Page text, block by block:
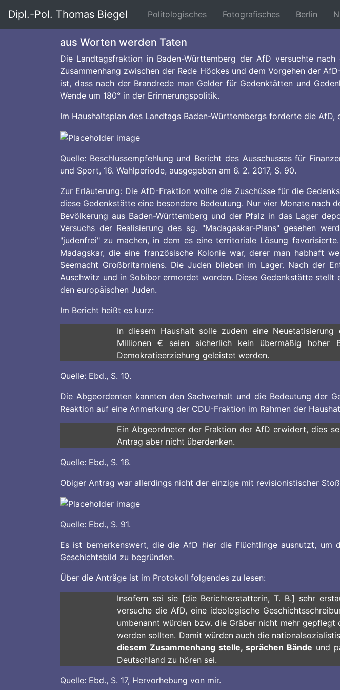
Dipl.-Pol. Thomas Biegel Politologisches(current)Fotografisches(current)
Berlin
aus Worten werden Taten
Die Landtagsfraktion in Baden-Württemberg der AfD versuchte
Zusammenhang zwischen der Rede Höckes und dem Vorgehen der
ist, dass nach der Brandrede man Gelder für Gedenktätten und
Wende um 180° in der Erinnerungspolitik.
Im Haushaltsplan des Landtags Baden-Württembergs forderte die
Quelle: Beschlussempfehlung und Bericht des Ausschusses für
und Sport, 16. Wahlperiode, ausgegeben am 6. 2. 2017, S. 90.
Zur Erläuterung: Die AfD-Fraktion wollte die Zuschüsse für die
diese Gedenkstätte eine besondere Bedeutung. Nur vier Monate
Bevölkerung aus Baden-Württemberg und der Pfalz in das Lager
Versuchs der Realisierung des sg. "Madagaskar-Plans" gesehen
"judenfrei" zu machen, in dem es eine territoriale Lösung
Madagskar, die eine französische Kolonie war, derer man habhaft
Seemacht Großbritanniens. Die Juden blieben im Lager. Nach der
Auschwitz und in Sobibor ermordet worden. Diese Gedenkstätte
den europäischen Juden.
Im Bericht heißt es kurz:
In diesem Haushalt solle zudem eine
Millionen € seien sicherlich kein übermäßig
Demokratieerziehung geleistet werden.
Quelle: Ebd., S. 10.
Die Abgeordenten kannten den Sachverhalt und die Bedeutung der
Reaktion auf eine Anmerkung der CDU-Fraktion im Rahmen der
Ein Abgeordneter der Fraktion der AfD erwidert, dies
Antrag aber nicht überdenken.
Quelle: Ebd., S. 16.
Obiger Antrag war allerdings nicht der einzige mit revisionistischer
Quelle: Ebd., S. 91.
Es ist bemerkenswert, die die AfD hier die Flüchtlinge ausnutzt, um
Geschichtsbild zu begründen.
Über die Anträge ist im Protokoll folgendes zu lesen:
Insofern sei sie [die Berichterstatterin, T. B.] sehr
versuche die AfD, eine ideologische
umbenannt würden bzw. die Gräber nicht mehr
werden sollten. Damit würden auch die
diesem Zusammenhang stelle, sprächen Bände und
Deutschland zu hören sei.
Quelle: Ebd., S. 17, Hervorhebung von mir.